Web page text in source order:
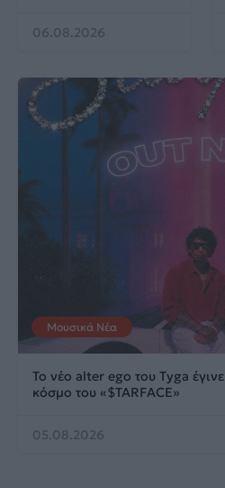
06.08.2026
Μουσικά Νέα
Το νέο alter ego του Tyga
κόσμο του «$TARFACE»
05.08.2026